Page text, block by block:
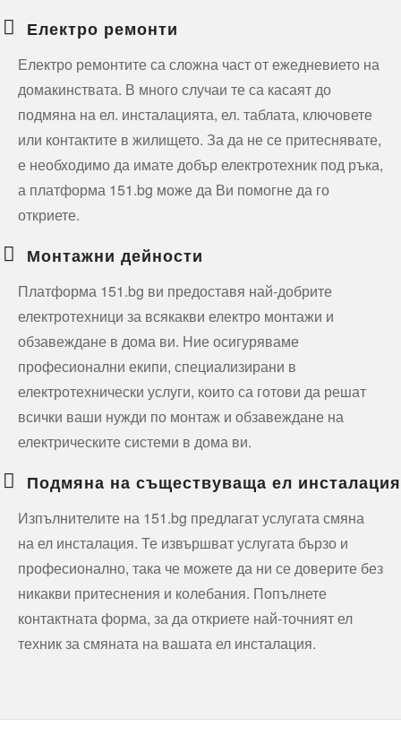
Електро ремонти
Електро ремонтите са сложна част от ежедневието на
домакинствата. В много случаи те са касаят до
подмяна на ел. инсталацията, ел. таблата, ключовете
или контактите в жилището. За да не се притеснявате,
е необходимо да имате добър електротехник под ръка,
а платформа 151.bg може да Ви помогне да го
откриете.
Монтажни дейности
Платформа 151.bg ви предоставя най-добрите
електротехници за всякакви електро монтажи и
обзавеждане в дома ви. Ние осигуряваме
професионални екипи, специализирани в
електротехнически услуги, които са готови да решат
всички ваши нужди по монтаж и обзавеждане на
електрическите системи в дома ви.
Подмяна на съществуваща ел инсталация
Изпълнителите на 151.bg предлагат услугата смяна
на ел инсталация. Те извършват услугата бързо и
професионално, така че можете да ни се доверите без
никакви притеснения и колебания. Попълнете
контактната форма, за да откриете най-точният ел
техник за смяната на вашата ел инсталация.